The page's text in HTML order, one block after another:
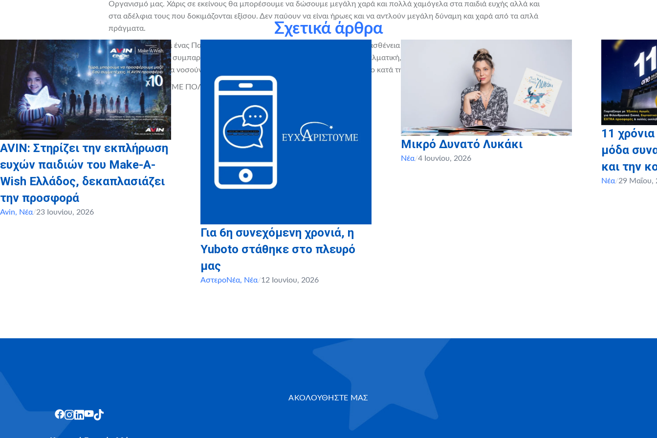
Οργανισμό μας. Χάρις σε εκείνους θα μπορέσουμε να δώσουμε μεγάλη χαρά και πολλά χαμόγελα στα παιδιά ευχής αλλά και
στα αδέλφια τους που δοκιμάζονται εξίσου. Δεν παύουν να είναι ήρωες και να αντλούν μεγάλη δύναμη και χαρά από τα απλά
πράγματα.
Το ΚΥΤΤΑΡΟείναι ένας Πανελλήνιος Σύλλογος ατόμων με νεοπλασματική ασθένεια κατά την παιδική και εφηβική ηλικία.
Στόχος του είναι η συμπαράσταση με κάθε μορφή βοήθειας (ιατρική, επαγγελματική, νομική και υλική) προς τα παιδιά και τους
εφήβους που τώρα νοσούν και τους ενήλικες που έχουν νοσήσει από καρκίνο κατά την παιδική και εφηβική ηλικία.
ΣΑΣ ΕΥΧΑΡΙΣΤΟΥΜΕ ΠΟΛΥ ΚΥΤΤΑΡΟ!
Σχετικά άρθρα
AVIN: Στηρίζει την εκπλήρωση
ευχών παιδιών του Make-A-
Wish Ελλάδος, δεκαπλασιάζει
την προσφορά
Avin, Νέα/23 Ιουνίου, 2026
Για 6η συνεχόμενη χρονιά, η
Yuboto στάθηκε στο πλευρό
μας
ΑστεροΝέα, Νέα/12 Ιουνίου, 2026
Μικρό Δυνατό Λυκάκι
Νέα/4 Ιουνίου, 2026
11
μόδα
και την
Νέα/29 Μαΐου,
ΑΚΟΛΟΥΘΗΣΤΕ ΜΑΣ